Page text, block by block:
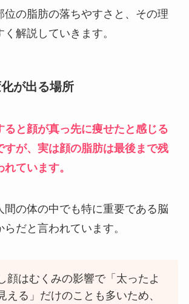
位の脂肪の落ちやすさと、その理
解説していきます。
が出る場所
ると顔が真っ先に痩せたと感じる
すが、実は顔の脂肪は最後まで残
ています。
間の体の中でも特に重要である脳
だと言われています。
顔はむくみの影響で「太ったよ
える」だけのことも多いため、